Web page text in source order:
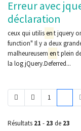
Erreur avec
déclaration
ceux qui utilisent jquery
function" Il y a deux
malheureusem ent plein
la log jQuery.Deferred...
1
Résultats 21 - 23 de 23